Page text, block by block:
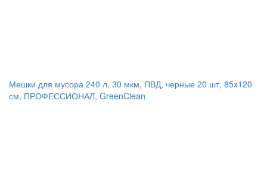
Мешки для мусора 240 л, 30 мкм, ПВД, черные 20 шт, 85x120
см, ПРОФЕССИОНАЛ, GreenClean